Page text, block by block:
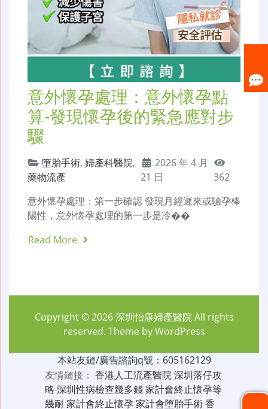
意外懷孕處理：意外懷孕點
算-發現懷孕後的緊急應對步
驟
墮胎手術, 婦產科醫院,
藥物流產
2026 年 4 月
21 日
362
意外懷孕處理：第一步確認 發現月經遲來或驗孕棒
陽性，意外懷孕處理的第一步是冷��
Read More
Copyright © 2026深圳怡康婦產醫院All rights
reserved. Theme byWordPress
本站友鏈/廣告諮詢q號：605162129
友情鏈接： 香港人工流產醫院深圳落仔攻
略 深圳性病檢查幾多錢家計會終止懷孕等
幾耐家計會終止懷孕家計會堕胎手術香